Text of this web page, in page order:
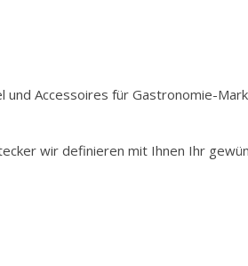
Accessoires für Gastronomie-
wir definieren mit Ihnen Ihr